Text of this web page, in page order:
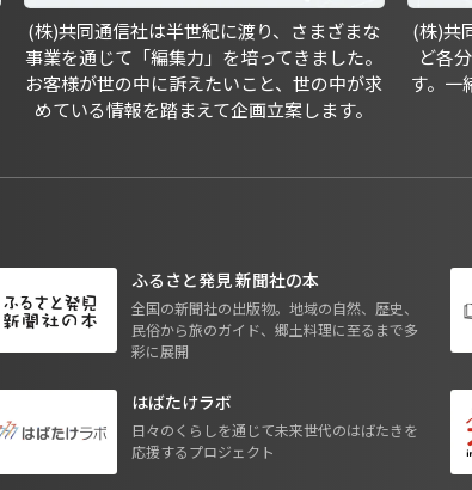
(株)共同通信社は半世紀に渡り、さまざまな
事業を通じて「編集力」を培ってきました。
お客様が世の中に訴えたいこと、世の中が求
めている情報を踏まえて企画立案します。
(株)共
ど各
す。一
ふるさと発見 新聞社の本
全国の新聞社の出版物。地域の自然、歴史、
民俗から旅のガイド、郷土料理に至るまで多
彩に展開
はばたけラボ
日々のくらしを通じて未来世代のはばたきを
応援するプロジェクト